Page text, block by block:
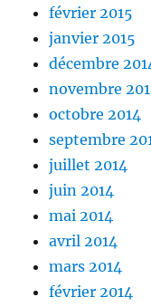
février 2015
janvier 2015
décembre
novembre
octobre 2014
septembre
juillet 2014
juin 2014
mai 2014
avril 2014
mars 2014
février 2014